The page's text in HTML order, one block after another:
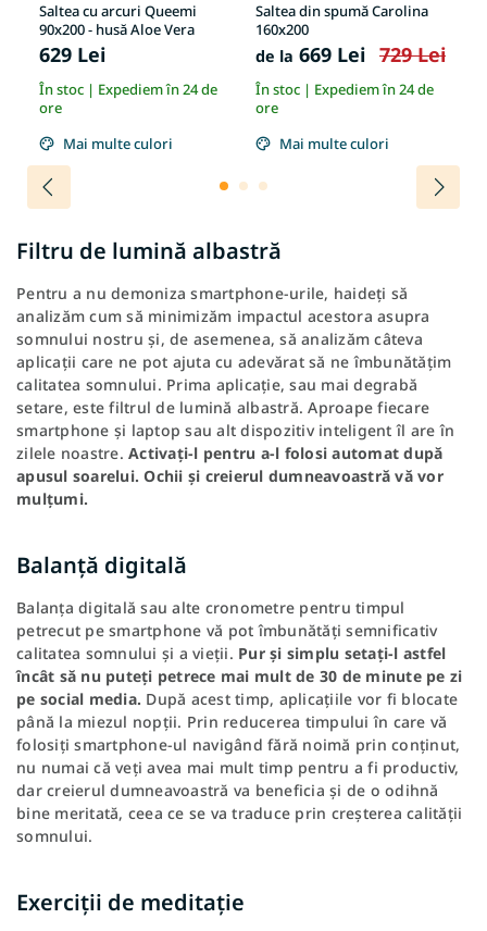
Saltea cu arcuri Queemi
90x200 - husă Aloe Vera
629 Lei
În stoc | Expediem în 24 de
ore
Mai multe culori
Saltea din spumă Carolina
160x200
de la 669 Lei 729 Lei
În stoc | Expediem în 24 de
ore
Mai multe culori
Filtru de lumină albastră
Pentru a nu demoniza smartphone-urile, haideți să
analizăm cum să minimizăm impactul acestora asupra
somnului nostru și, de asemenea, să analizăm câteva
aplicații care ne pot ajuta cu adevărat să ne îmbunătățim
calitatea somnului. Prima aplicație, sau mai degrabă
setare, este filtrul de lumină albastră. Aproape fiecare
smartphone și laptop sau alt dispozitiv inteligent îl are în
zilele noastre. Activați-l pentru a-l folosi automat după
apusul soarelui. Ochii și creierul dumneavoastră vă vor
mulțumi.
Balanță digitală
Balanța digitală sau alte cronometre pentru timpul
petrecut pe smartphone vă pot îmbunătăți semnificativ
calitatea somnului și a vieții. Pur și simplu setați-l astfel
încât să nu puteți petrece mai mult de 30 de minute pe zi
pe social media. După acest timp, aplicațiile vor fi blocate
până la miezul nopții. Prin reducerea timpului în care vă
folosiți smartphone-ul navigând fără noimă prin conținut,
nu numai că veți avea mai mult timp pentru a fi productiv,
dar creierul dumneavoastră va beneficia și de o odihnă
bine meritată, ceea ce se va traduce prin creșterea calității
somnului.
Exerciții de meditație